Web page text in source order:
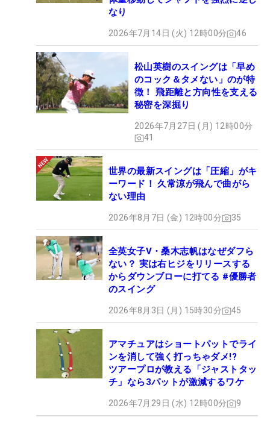
なり
2026年7月14日 (火) 12時00分 46
松山英樹のスイングは「早め
のコック＆タメない」のが特
徴！ 飛距離と方向性を支える
秘密を深掘り
2026年7月27日 (月) 12時00分
41
世界の最新スイングは「圧縮」がキ
ーワード！ 久常涼が飛んで曲がら
ない理由
2026年8月7日 (金) 12時00分 35
全英女子V・桑木志帆はなぜダフら
ない？ 実は右ヒジをリリースする
からダウンブローに打てる #優勝者
のスイング
2026年8月3日 (月) 15時30分 45
アマチュアはショートパットでライ
ンを消して強く打っちゃダメ!?
ツアープロが教える「ジャストタッ
チ」なら3パットが激減するワケ
2026年7月29日 (水) 12時00分 9